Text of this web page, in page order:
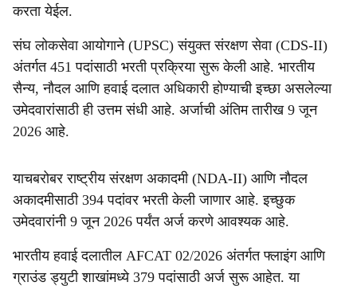
करता येईल.
संघ लोकसेवा आयोगाने (UPSC) संयुक्त संरक्षण सेवा (CDS-II)
अंतर्गत 451 पदांसाठी भरती प्रक्रिया सुरू केली आहे. भारतीय
सैन्य, नौदल आणि हवाई दलात अधिकारी होण्याची इच्छा असलेल्या
उमेदवारांसाठी ही उत्तम संधी आहे. अर्जाची अंतिम तारीख 9 जून
2026 आहे.
याचबरोबर राष्ट्रीय संरक्षण अकादमी (NDA-II) आणि नौदल
अकादमीसाठी 394 पदांवर भरती केली जाणार आहे. इच्छुक
उमेदवारांनी 9 जून 2026 पर्यंत अर्ज करणे आवश्यक आहे.
भारतीय हवाई दलातील AFCAT 02/2026 अंतर्गत फ्लाइंग आणि
ग्राउंड ड्युटी शाखांमध्ये 379 पदांसाठी अर्ज सुरू आहेत. या